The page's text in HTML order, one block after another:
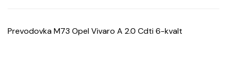
Prevodovka M73 Opel Vivaro A 2.0 Cdti 6-kvalt